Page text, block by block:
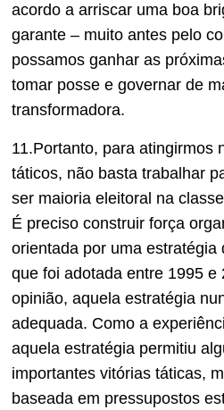
acordo a arriscar uma boa
garante – muito antes pelo
possamos ganhar as
tomar posse e governar de
transformadora.
11.Portanto, para atingirmos
táticos, não basta trabalhar
ser maioria eleitoral na
É preciso construir força
orientada por uma estratégia
que foi adotada entre 1995 e
opinião, aquela estratégia
adequada. Como a
aquela estratégia permitiu
importantes vitórias táticas,
baseada em pressupostos